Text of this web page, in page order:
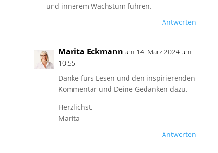
und innerem Wachstum führen.
Antworten
Marita Eckmann am 14. März 2024 um
10:55
Danke fürs Lesen und den inspirierenden
Kommentar und Deine Gedanken dazu.
Herzlichst,
Marita
Antworten